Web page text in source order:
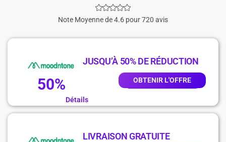
Note Moyenne de 4.6 pour 720 avis
50%
JUSQU’À 50% DE RÉDUCTION
OBTENIR L'OFFRE
Détails
LIVRAISON GRATUITE